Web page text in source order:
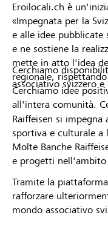
Eroilocali.ch è
«Impegnata per la
e alle idee
e ne sostiene la
mette in atto l'idea
regionale,
Cerchiamo idee
all'intera comunità.
Cerchiamo
associativo svizzero
Raiffeisen si impegna
sportiva e culturale a
Molte Banche
e progetti
Tramite la
rafforzare
mondo associativo